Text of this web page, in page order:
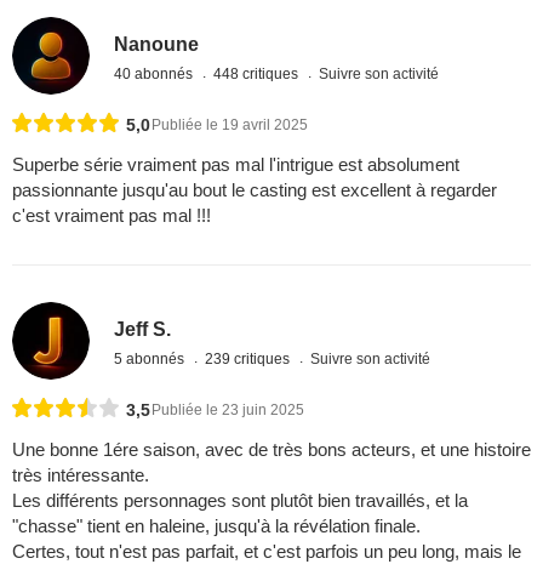
Nanoune
40 abonnés 448 critiques Suivre son activité
5,0Publiée le 19 avril 2025
Superbe série vraiment pas mal l'intrigue est absolument
passionnante jusqu'au bout le casting est excellent à regarder
c'est vraiment pas mal !!!
Jeff S.
5 abonnés 239 critiques Suivre son activité
3,5 Publiée le 23 juin 2025
Une bonne 1ére saison, avec de très bons acteurs, et une histoire
très intéressante.
Les différents personnages sont plutôt bien travaillés, et la
"chasse" tient en haleine, jusqu'à la révélation finale.
Certes, tout n'est pas parfait, et c'est parfois un peu long, mais le